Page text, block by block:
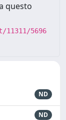
questo
5696
ND
ND